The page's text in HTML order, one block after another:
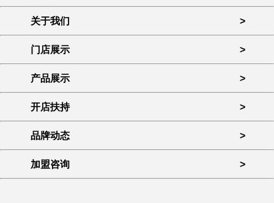
关于我们 >
门店展示 >
产品展示 >
开店扶持 >
品牌动态 >
加盟咨询 >